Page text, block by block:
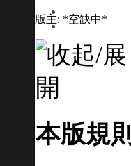
版主: *空缺中*
本版規則